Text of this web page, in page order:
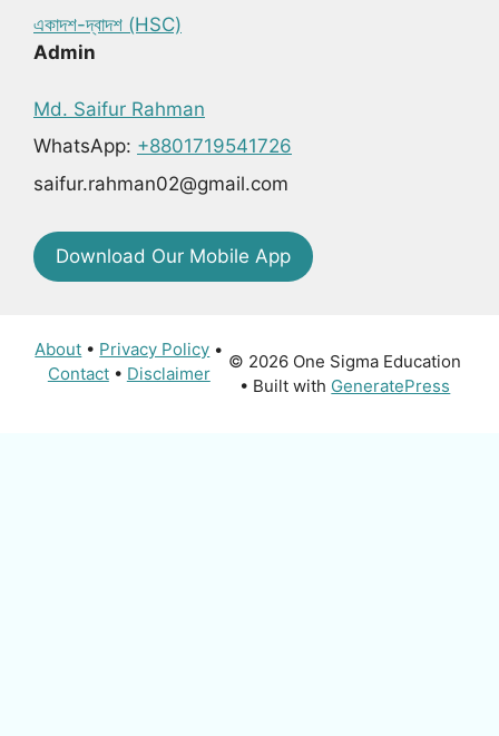
একাদশ-দ্বাদশ (HSC)
Admin
Md. Saifur Rahman
WhatsApp: +8801719541726
saifur.rahman02@gmail.com
Download Our Mobile App
About • Privacy Policy •
Contact• Disclaimer
© 2026 One Sigma Education
• Built with GeneratePress